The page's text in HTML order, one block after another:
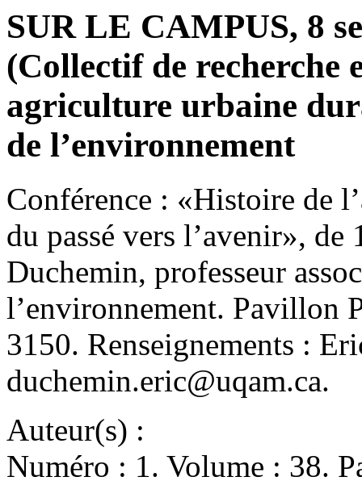
SUR LE CAMPUS, 8
(Collectif de recherche
agriculture urbaine
de l’environnement
Conférence : «Histoire de
du passé vers l’avenir»,
Duchemin, professeur
l’environnement. Pavillon
3150. Renseignements :
duchemin.eric@uqam.ca.
Auteur(s) :
Numéro : 1. Volume : 38.